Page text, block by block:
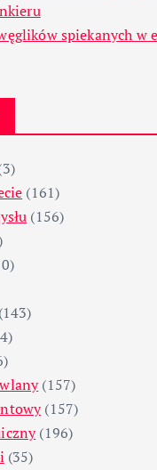
spiekanych w
(161)
(156)
(143)
(157)
(157)
(196)
(35)